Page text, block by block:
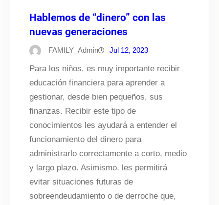
Hablemos de “dinero” con las
nuevas generaciones
FAMILY_Admin Jul 12, 2023
Para los niños, es muy importante recibir
educación financiera para aprender a
gestionar, desde bien pequeños, sus
finanzas. Recibir este tipo de
conocimientos les ayudará a entender el
funcionamiento del dinero para
administrarlo correctamente a corto, medio
y largo plazo. Asimismo, les permitirá
evitar situaciones futuras de
sobreendeudamiento o de derroche que,